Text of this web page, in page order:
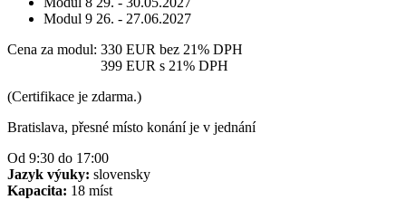
Modul 9 26. - 27.06.2027
Cena za modul: 330 EUR bez 21% DPH
399 EUR s 21% DPH
(Certifikace je zdarma.)
Bratislava, přesné místo konání je v jednání
Od 9:30 do 17:00
Jazyk výuky: slovensky
Kapacita: 18 míst